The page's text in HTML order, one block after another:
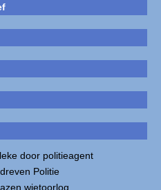
door politieagent
Politie
wietoorlog